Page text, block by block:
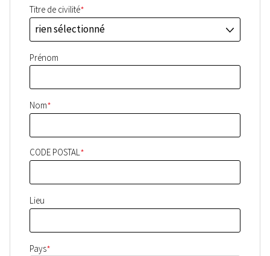
Titre de civilité*
rien sélectionné
J
Prénom
Nom*
CODE POSTAL*
Lieu
Pays*